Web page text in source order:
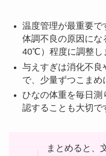
温度管理が最重要で
体調不良の原因にな
40℃）程度に調整し
与えすぎは消化不良
で、少量ずつこまめ
ひなの体重を毎日
認することも大切で
まとめると、